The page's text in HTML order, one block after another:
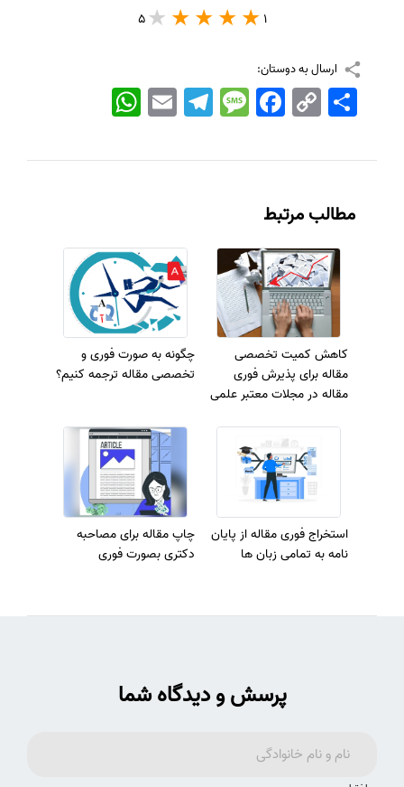
1
5
ارسال به دوستان:
WhatsApp EmailTelegramMessageFacebook Copy
Link
اشتراک
مطالب مرتبط
کاهش کمیت تخصصی
مقاله برای پذیرش فوری
مقاله در مجلات معتبر علمی
چگونه به صورت فوری و
تخصصی مقاله ترجمه کنیم؟
استخراج فوری مقاله از پایان
نامه به تمامی زبان ها
چاپ مقاله برای مصاحبه
دکتری بصورت فوری
پرسش و دیدگاه شما